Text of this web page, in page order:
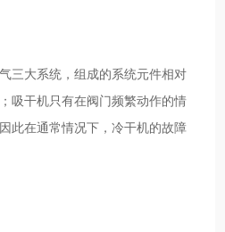
三大系统，组成的系统元件相对
吸干机只有在阀门频繁动作的情
此在通常情况下，冷干机的故障